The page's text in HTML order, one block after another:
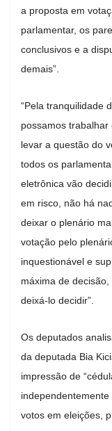
a proposta em
parlamentar, os
conclusivos e a
demais”.
“Pela tranquilidade
possamos
levar a questão do
todos os
eletrônica vão
em risco, não há
deixar o plenário
votação pelo
inquestionável e
máxima de
deixá-lo decidir”.
Os deputados
da deputada Bia
impressão de
votos em eleições,